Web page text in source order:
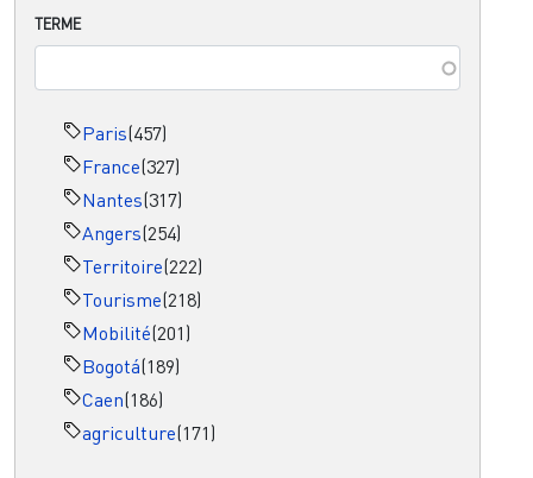
TERME
Paris(457)
France(327)
Nantes(317)
Angers(254)
Territoire(222)
Tourisme(218)
Mobilité(201)
Bogotá(189)
Caen(186)
agriculture(171)